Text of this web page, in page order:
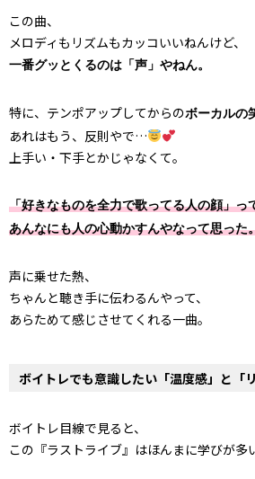
この曲、
メロディもリズムもカッコいいねんけど、
一番グッとくるのは「声」やねん。
特に、テンポアップしてからのボーカルの
あれはもう、反則やで…
上手い・下手とかじゃなくて。
「好きなものを全力で歌ってる人の顔」っ
あんなにも人の心動かすんやなって思った
声に乗せた熱、
ちゃんと聴き手に伝わるんやって、
あらためて感じさせてくれる一曲。
ボイトレでも意識したい「温度感」と「
ボイトレ目線で見ると、
この『ラストライブ』はほんまに学びが多